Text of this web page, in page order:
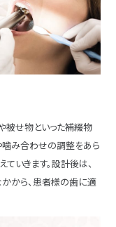
被せ物といった補綴物
噛み合わせの調整をあら
いきます。設計後は、
から、患者様の歯に適